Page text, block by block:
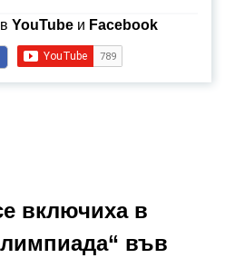
YouTubeи Facebook
включиха в
във